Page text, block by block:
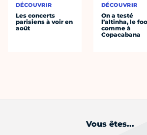
DÉCOUVRIR
Les concerts
parisiens à voir en
août
DÉCOUVRIR
On a testé
l’altinha, le
comme à
Copacabana
Vous êtes...